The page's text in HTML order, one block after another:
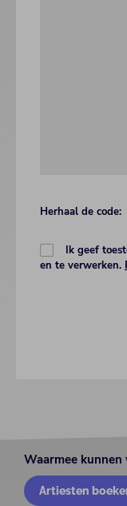
Herhaal de code:
Ik geef
en te verwerken.
Waarmee
Artiesten